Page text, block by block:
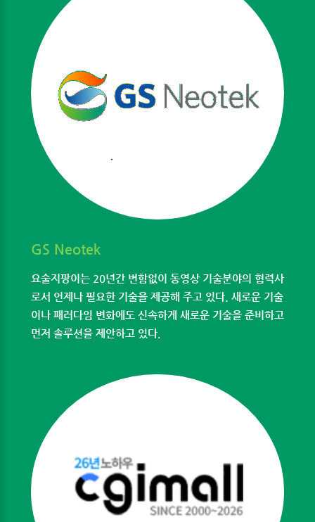
GS Neotek
요술지팡이는 20년간 변함없이 동영상 기술분야의 협력사
로서 언제나 필요한 기술을 제공해 주고 있다. 새로운 기술
이나 패러다임 변화에도 신속하게 새로운 기술을 준비하고
먼저 솔루션을 제안하고 있다.